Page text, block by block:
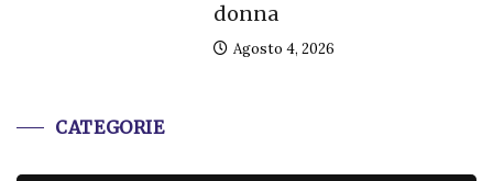
donna
Agosto 4, 2026
CATEGORIE